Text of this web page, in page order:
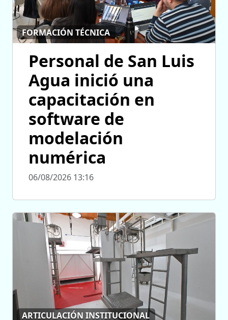
FORMACIÓN TÉCNICA
Personal de San Luis
Agua inició una
capacitación en
software de
modelación
numérica
06/08/2026 13:16
ARTICULACIÓN INSTITUCIONAL